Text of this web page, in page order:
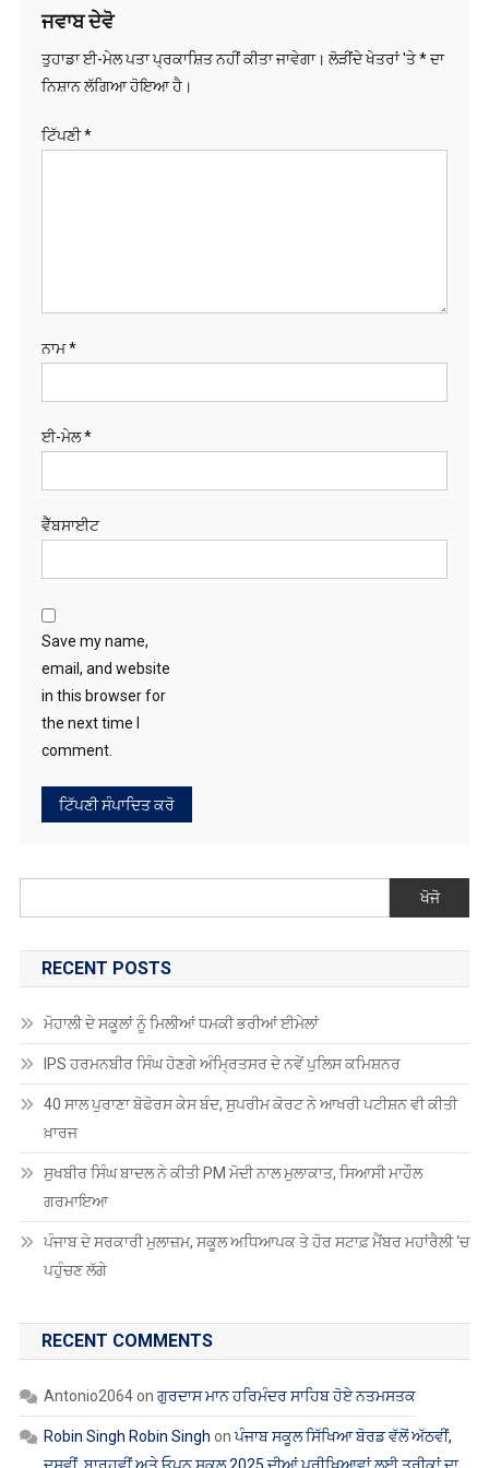
ਜਵਾਬ ਦੇਵੋ
ਤੁਹਾਡਾ ਈ-ਮੇਲ ਪਤਾ ਪ੍ਰਕਾਸ਼ਿਤ ਨਹੀਂ ਕੀਤਾ ਜਾਵੇਗਾ। ਲੋੜੀਂਦੇ ਖੇਤਰਾਂ 'ਤੇ*ਦਾ
ਨਿਸ਼ਾਨ ਲੱਗਿਆ ਹੋਇਆ ਹੈ।
ਟਿੱਪਣੀ*
ਨਾਮ*
ਈ-ਮੇਲ*
ਵੈੱਬਸਾਈਟ
Save my name,
email, and website
in this browser for
the next time I
comment.
ਖੋਜੋ
RECENT POSTS
ਮੋਹਾਲੀ ਦੇ ਸਕੂਲਾਂ ਨੂੰ ਮਿਲੀਆਂ ਧਮਕੀ ਭਰੀਆਂ ਈਮੇਲਾਂ
IPS ਹਰਮਨਬੀਰ ਸਿੰਘ ਹੋਣਗੇ ਅੰਮ੍ਰਿਤਸਰ ਦੇ ਨਵੇਂ ਪੁਲਿਸ ਕਮਿਸ਼ਨਰ
40 ਸਾਲ ਪੁਰਾਣਾ ਬੋਫੋਰਸ ਕੇਸ ਬੰਦ, ਸੁਪਰੀਮ ਕੋਰਟ ਨੇ ਆਖਰੀ ਪਟੀਸ਼ਨ ਵੀ ਕੀਤੀ
ਖ਼ਾਰਜ
ਸੁਖਬੀਰ ਸਿੰਘ ਬਾਦਲ ਨੇ ਕੀਤੀ PM ਮੋਦੀ ਨਾਲ ਮੁਲਾਕਾਤ, ਸਿਆਸੀ ਮਾਹੌਲ
ਗਰਮਾਇਆ
ਪੰਜਾਬ ਦੇ ਸਰਕਾਰੀ ਮੁਲਾਜ਼ਮ, ਸਕੂਲ ਅਧਿਆਪਕ ਤੇ ਹੋਰ ਸਟਾਫ਼ ਮੈਂਬਰ ਮਹਾਂਰੈਲੀ ‘ਚ
ਪਹੁੰਚਣ ਲੱਗੇ
RECENT COMMENTS
Antonio2064on ਗੁਰਦਾਸ ਮਾਨ ਹਰਿਮੰਦਰ ਸਾਹਿਬ ਹੋਏ ਨਤਮਸਤਕ
Robin Singh Robin Singh onਪੰਜਾਬ ਸਕੂਲ ਸਿੱਖਿਆ ਬੋਰਡ ਵੱਲੋਂ ਅੱਠਵੀਂ,